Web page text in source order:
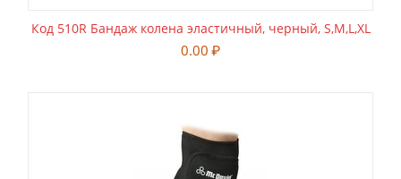
Код 510R Бандаж колена эластичный, черный, S,M,L,XL
0.00 ₽